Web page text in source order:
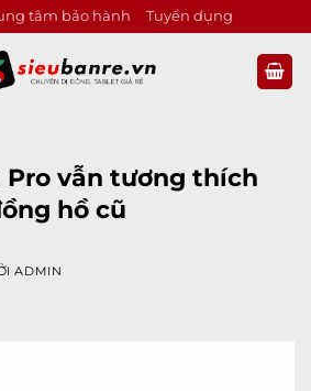
tâm bảo hành Tuyển dụng
vẫn tương thích
hồ cũ
ADMIN